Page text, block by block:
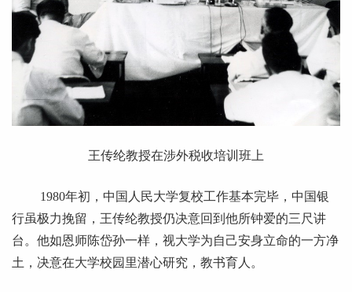
王传纶教授在涉外税收培训班上
1980年初，中国人民大学复校工作基本完毕，中国银
行虽极力挽留，王传纶教授仍决意回到他所钟爱的三尺讲
台。他如恩师陈岱孙一样，视大学为自己安身立命的一方净
土，决意在大学校园里潜心研究，教书育人。